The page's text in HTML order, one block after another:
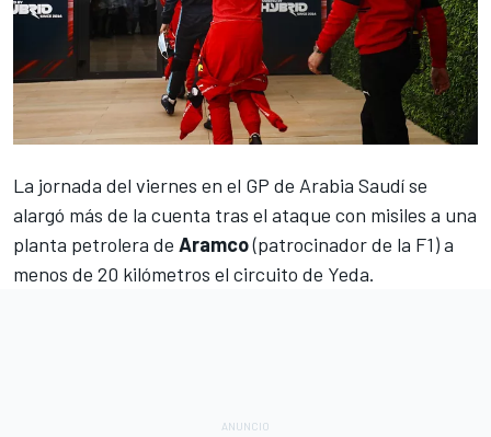
La jornada del viernes en el GP de Arabia Saudíse
alargó más de la cuenta tras el ataque con misiles a una
planta petrolera de Aramco(patrocinador de la F1) a
menos de 20 kilómetros el circuito de Yeda.